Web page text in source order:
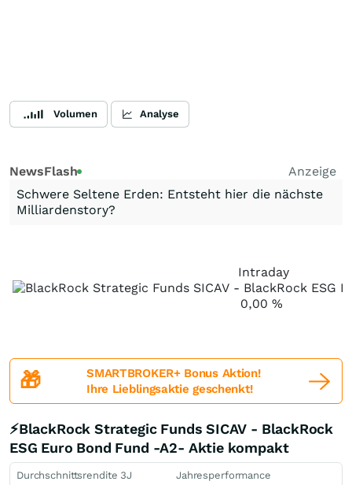
Volumen Analyse
NewsFlash
Anzeige
Schwere Seltene Erden: Entsteht hier die nächste
Milliardenstory?
Intraday
0,00 %
🎁
SMARTBROKER+ Bonus Aktion!
Ihre Lieblingsaktie geschenkt!
⚡BlackRock Strategic Funds SICAV - BlackRock
ESG Euro Bond Fund -A2- Aktie kompakt
Durchschnittsrendite 3J Jahresperformance